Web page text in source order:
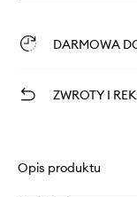
DARMOWA
ZWROTY I
Opis produktu